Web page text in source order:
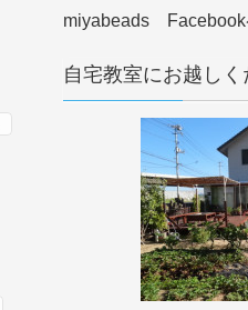
miyabeads
自宅教室にお越しく